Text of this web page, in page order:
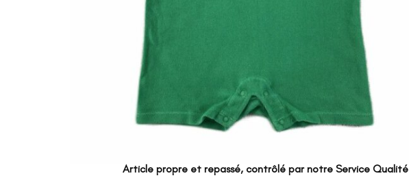
Article propre et repassé, contrôlé par notre Service Qualité